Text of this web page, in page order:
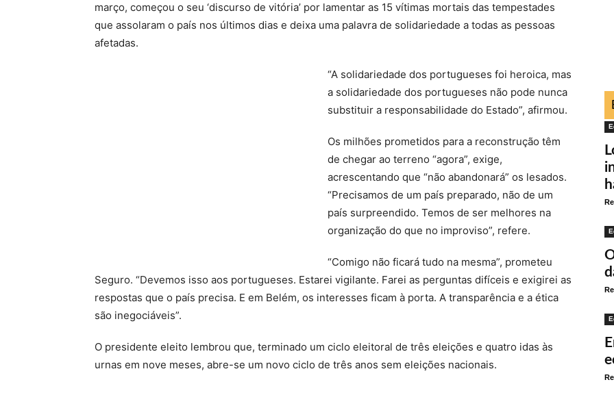
março, começou o seu ‘discurso de vitória’ por lamentar as 15 vítimas mortais das tempestades
que assolaram o país nos últimos dias e deixa uma palavra de solidariedade a todas as pessoas
afetadas.
“A solidariedade dos portugueses foi heroica, mas
a solidariedade dos portugueses não pode nunca
substituir a responsabilidade do Estado”, afirmou.
Os milhões prometidos para a reconstrução têm
de chegar ao terreno “agora”, exige,
acrescentando que “não abandonará” os lesados.
“Precisamos de um país preparado, não de um
país surpreendido. Temos de ser melhores na
organização do que no improviso”, refere.
“Comigo não ficará tudo na mesma”, prometeu
Seguro. “Devemos isso aos portugueses. Estarei vigilante. Farei as perguntas difíceis e exigirei as
respostas que o país precisa. E em Belém, os interesses ficam à porta. A transparência e a ética
são inegociáveis”.
O presidente eleito lembrou que, terminado um ciclo eleitoral de três eleições e quatro idas às
urnas em nove meses, abre-se um novo ciclo de três anos sem eleições nacionais.